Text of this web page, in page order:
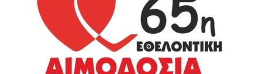
2006